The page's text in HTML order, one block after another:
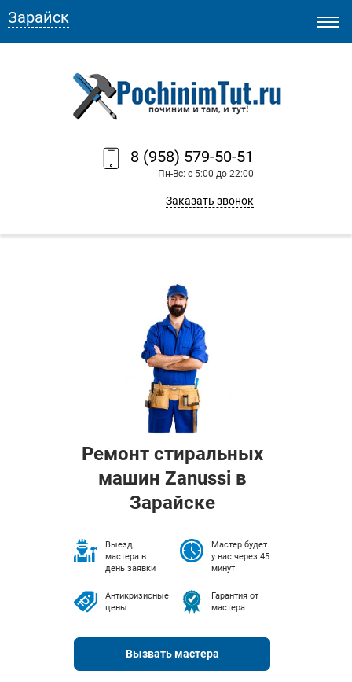
8 (958) 579-50-51
Пн-Вс: с 5:00 до 22:00
Заказать звонок
Зарайск
Ремонт стиральных
машин Zanussi в
Зарайске
Выезд
мастера в
день заявки
Мастер будет
у вас через 45
минут
Антикризисные
цены
Гарантия от
мастера
Вызвать мастера